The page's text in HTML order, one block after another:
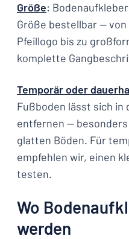
Größe:
Größe bestellbar —
Pfeillogo bis zu
komplette
Temporär oder
Fußboden lässt sich
entfernen —
glatten Böden. Für
empfehlen wir, einen
testen.
Wo
werden